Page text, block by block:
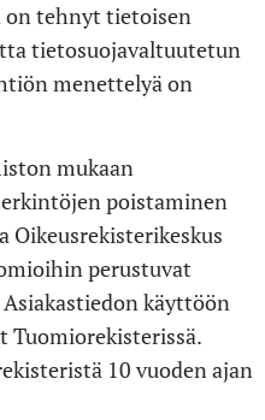
on tehnyt tietoisen
tietosuojavaltuutetun
menettelyä on
mukaan
poistaminen
Oikeusrekisterikeskus
perustuvat
käyttöön
Tuomiorekisterissä.
10 vuoden ajan